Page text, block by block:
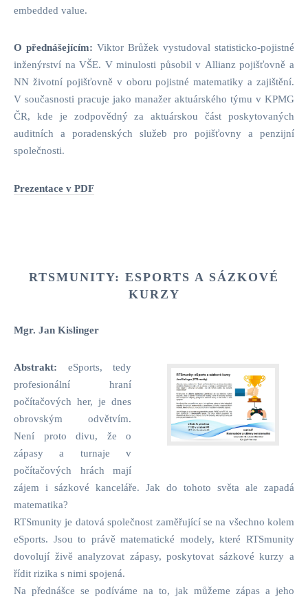
embedded value.
O přednášejícím: Viktor Brůžek vystudoval statisticko-pojistné
inženýrství na VŠE. V minulosti působil v Allianz pojišťovně a
NN životní pojišťovně v oboru pojistné matematiky a zajištění.
V současnosti pracuje jako manažer aktuárského týmu v KPMG
ČR, kde je zodpovědný za aktuárskou část poskytovaných
auditních a poradenských služeb pro pojišťovny a penzijní
společnosti.
Prezentace v PDF
RTSMUNITY: ESPORTS A SÁZKOVÉ
KURZY
Mgr. Jan Kislinger
Abstrakt: eSports, tedy
profesionální hraní
počítačových her, je dnes
obrovským odvětvím.
Není proto divu, že o
zápasy a turnaje v
počítačových hrách mají
zájem i sázkové kanceláře. Jak do tohoto světa ale zapadá
matematika?
RTSmunity je datová společnost zaměřující se na všechno kolem
eSports. Jsou to právě matematické modely, které RTSmunity
dovolují živě analyzovat zápasy, poskytovat sázkové kurzy a
řídit rizika s nimi spojená.
Na přednášce se podíváme na to, jak můžeme zápas a jeho